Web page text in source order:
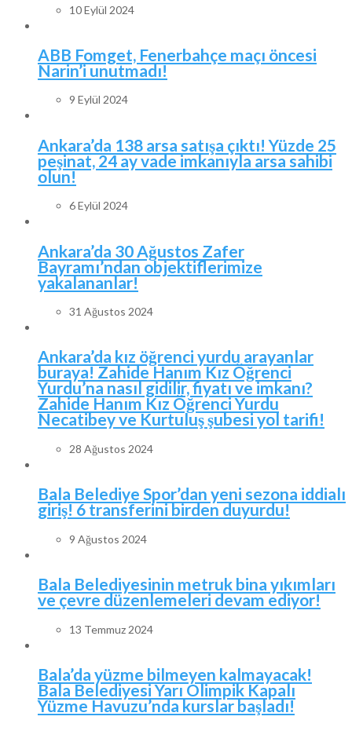
10 Eylül 2024
ABB Fomget, Fenerbahçe maçı öncesi
Narin’i unutmadı!
9 Eylül 2024
Ankara’da 138 arsa satışa çıktı! Yüzde 25
peşinat, 24 ay vade imkanıyla arsa sahibi
olun!
6 Eylül 2024
Ankara’da 30 Ağustos Zafer
Bayramı’ndan objektiflerimize
yakalananlar!
31 Ağustos 2024
Ankara’da kız öğrenci yurdu arayanlar
buraya! Zahide Hanım Kız Öğrenci
Yurdu’na nasıl gidilir, fiyatı ve imkanı?
Zahide Hanım Kız Öğrenci Yurdu
Necatibey ve Kurtuluş şubesi yol tarifi!
28 Ağustos 2024
Bala Belediye Spor’dan yeni sezona iddialı
giriş! 6 transferini birden duyurdu!
9 Ağustos 2024
Bala Belediyesinin metruk bina yıkımları
ve çevre düzenlemeleri devam ediyor!
13 Temmuz 2024
Bala’da yüzme bilmeyen kalmayacak!
Bala Belediyesi Yarı Olimpik Kapalı
Yüzme Havuzu’nda kurslar başladı!